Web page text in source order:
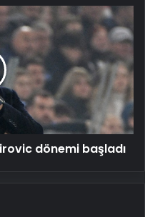
dönemi başladı